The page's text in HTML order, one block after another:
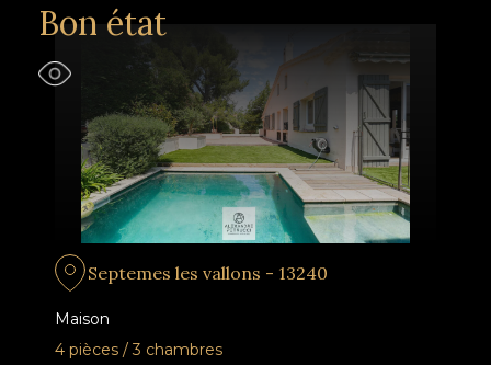
Bon état
Septemes les vallons - 13240
Maison
4 pièces / 3 chambres